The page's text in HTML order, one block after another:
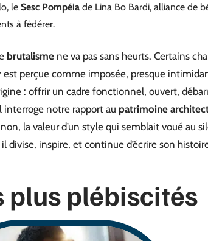
le Sesc Pompéia de Lina Bo Bardi, alliance de
à fédérer.
brutalisme ne va pas sans heurts. Certains
perçue comme imposée, presque
: offrir un cadre fonctionnel, ouvert,
interroge notre rapport au patrimoine
la valeur d’un style qui semblait voué au
divise, inspire, et continue d’écrire son
plus plébiscités